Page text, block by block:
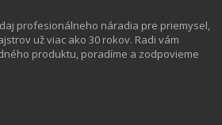
profesionálneho náradia pre priemysel,
už viac ako 30 rokov. Radi vám
produktu, poradíme a zodpovieme